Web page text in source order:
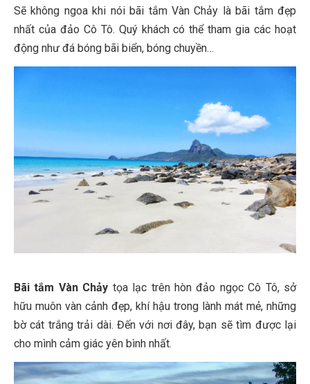
Sẽ không ngoa khi nói bãi tắm Vàn Chảy là bãi tắm đẹp
nhất của đảo Cô Tô. Quý khách có thể tham gia các hoạt
động như đá bóng bãi biển, bóng chuyền…
Bãi tắm Vàn Chảy tọa lạc trên hòn đảo ngọc Cô Tô, sở
hữu muôn vàn cảnh đẹp, khí hậu trong lành mát mẻ, những
bờ cát trắng trải dài. Đến với nơi đây, bạn sẽ tìm được lại
cho mình cảm giác yên bình nhất.